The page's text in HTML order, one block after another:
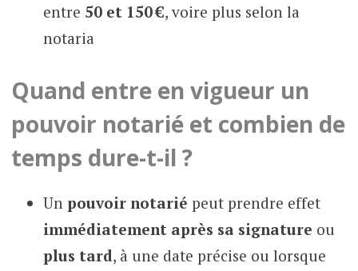
entre 50 et 150 €, voire plus selon la
notaria
Quand entre en vigueur un
pouvoir notarié et combien de
temps dure-t-il ?
Un pouvoir notarié peut prendre effet
immédiatement après sa signature ou
plus tard, à une date précise ou lorsque